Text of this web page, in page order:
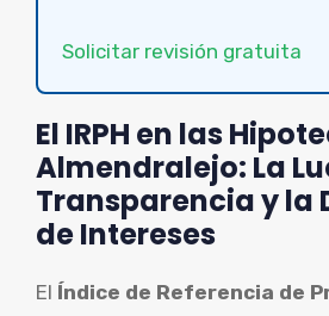
Solicitar revisión gratuita
El IRPH en las
Almendralejo: La
Transparencia y la
de Intereses
El Índice de Referencia de